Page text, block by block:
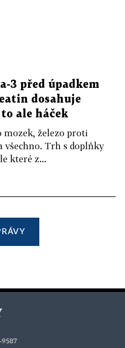
3 před úpadkem
dosahuje
ale háček
mozek, železo proti
všechno. Trh s doplňky
které z...